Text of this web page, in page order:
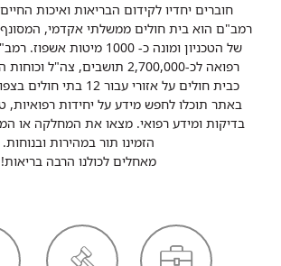
חוברים יחדיו לקידום הבריאות ואיכות
רמב"ם הוא בית חולים ממשלתי אקדמי,
של הטכניון ומונה כ- 1000
רפואה לכ-2,700,000 תושבים,
כבית חולים על אזורי עבור 12 בתי חולים בצפון מדינת ישראל.
באתר תוכלו לחפש מידע על יחידות רפואיות,
בדיקות ומידע רפואי. מצאו את המחלקה או
הזמינו תור במהירות ובנוחות.
מאחלים לכולנו הרבה בריאות!